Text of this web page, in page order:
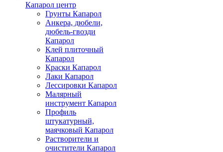
Капарол центр
Грунты Капарол
Анкера, дюбели,
дюбель-гвозди
Капарол
Клей плиточный
Капарол
Краски Капарол
Лаки Капарол
Лессировки Капарол
Малярный
инструмент Капарол
Профиль
штукатурный,
маячковый Капарол
Растворители и
очистители Капарол